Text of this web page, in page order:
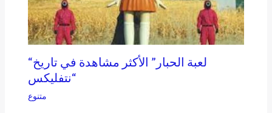
“لعبة الحبار” الأكثر مشاهدة في تاريخ
“نتفليكس
متنوع